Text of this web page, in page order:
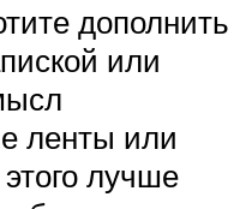
дополнить
или
ленты или
лучше